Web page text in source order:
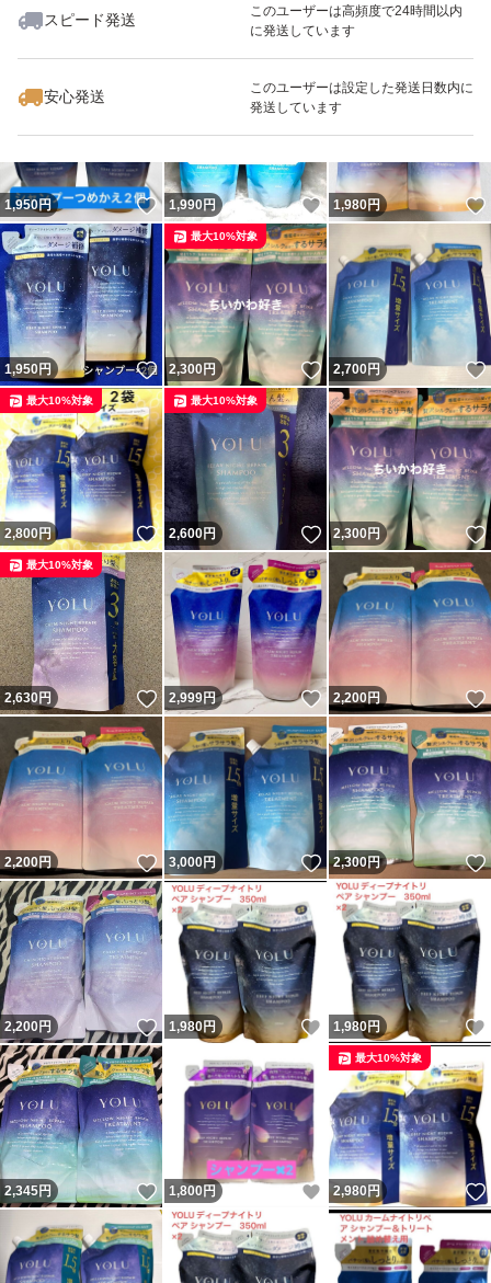
スピード発送
このユーザーは高頻度で24時間以内
に発送しています
安心発送
このユーザーは設定した発送日数内に
発送しています
いいね！
1,800
1,950円 いいね！
1,990円 いいね！
1,980円
1,950円 いいね！
2,300円 いいね！
最大10%対象
2,700円
2,800円 いいね！
最大10%対象
2,600円 いいね！
最大10%対象
2,300円
2,630円 いいね！
最大10%対象
2,999円 いいね！
2,200円
2,200円 いいね！
3,000円 いいね！
2,300円
2,200円 いいね！
1,980円 いいね！
1,980円
2,345円 いいね！
1,800円 いいね！
2,980 円
最大10%対象